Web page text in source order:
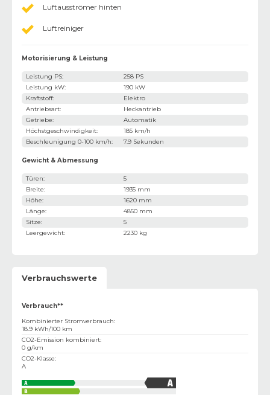
Luftausströmer hinten
Luftreiniger
Motorisierung & Leistung
Leistung PS:
258 PS
Leistung kW:
190 kW
Kraftstoff:
Elektro
Antriebsart:
Heckantrieb
Getriebe:
Automatik
Höchstgeschwindigkeit:
185 km/h
Beschleunigung 0-100 km/h: 7.9 Sekunden
Gewicht & Abmessung
Türen:
5
Breite:
1935 mm
Höhe:
1620 mm
Länge:
4850 mm
Sitze:
5
Leergewicht: 2230 kg
Verbrauchswerte
Verbrauch**
Kombinierter Stromverbrauch:
18.9 kWh/100 km
CO2-Emission kombiniert:
0 g/km
CO2-Klasse:
A